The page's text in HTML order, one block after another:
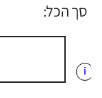
סך הכל:
i